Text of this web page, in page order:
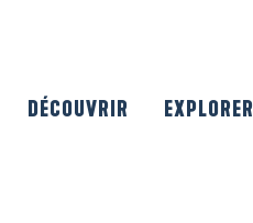
DÉCOUVRIR EXPLORER